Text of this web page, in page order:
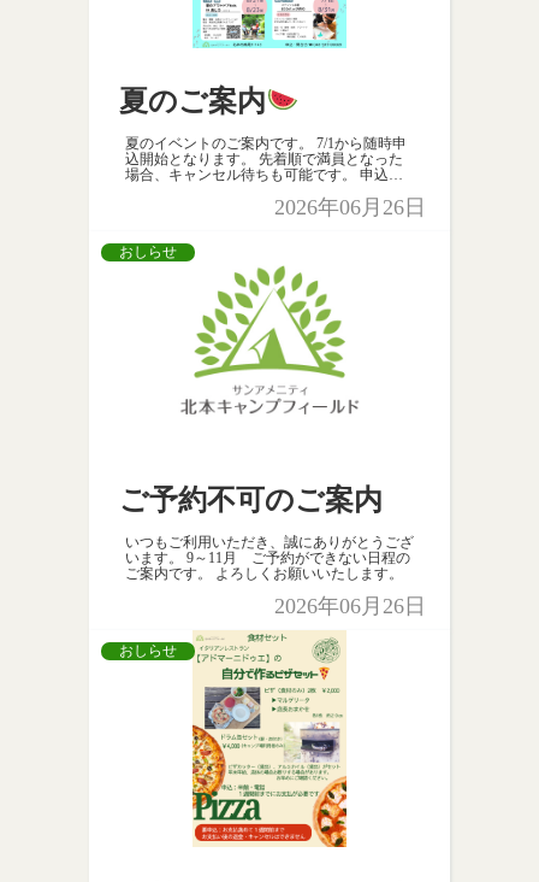
夏のご案内
夏のイベントのご案内です。 7/1から随時申
込開始となります。 先着順で満員となった
場合、キャンセル待ちも可能です。 申込不
トの詳細は、Instagramでもご案内いたしま
2026年06月26日
おしらせ
ご予約不可のご案内
いつもご利用いただき、誠にありがとうござ
います。 9～11月 ご予約ができない日程の
ご案内です。 よろしくお願いいたします。
2026年06月26日
おしらせ